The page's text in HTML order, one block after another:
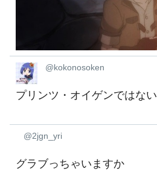
@kokonosoken
プリンツ・オイゲンではない
@2jgn_yri
グラブっちゃいますか